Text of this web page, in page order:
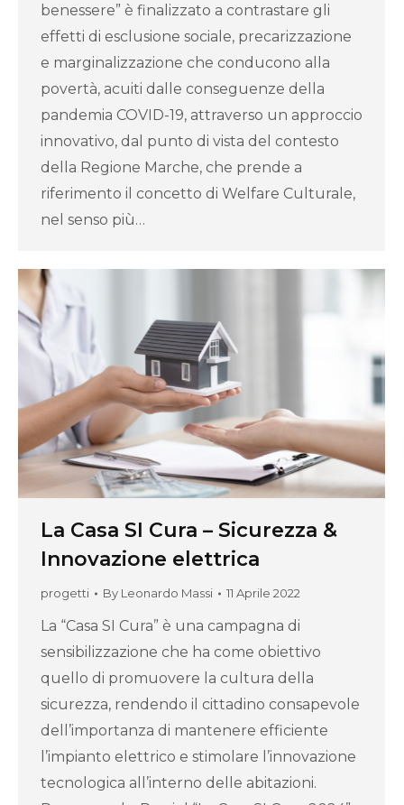
benessere” è finalizzato a contrastare gli
effetti di esclusione sociale, precarizzazione
e marginalizzazione che conducono alla
povertà, acuiti dalle conseguenze della
pandemia COVID-19, attraverso un approccio
innovativo, dal punto di vista del contesto
della Regione Marche, che prende a
riferimento il concetto di Welfare Culturale,
nel senso più…
La Casa SI Cura – Sicurezza &
Innovazione elettrica
progetti By Leonardo Massi 11 Aprile 2022
La “Casa SI Cura” è una campagna di
sensibilizzazione che ha come obiettivo
quello di promuovere la cultura della
sicurezza, rendendo il cittadino consapevole
dell’importanza di mantenere efficiente
l’impianto elettrico e stimolare l’innovazione
tecnologica all’interno delle abitazioni.